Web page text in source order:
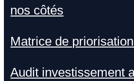
nos côtés
Matrice de
Audit investissement